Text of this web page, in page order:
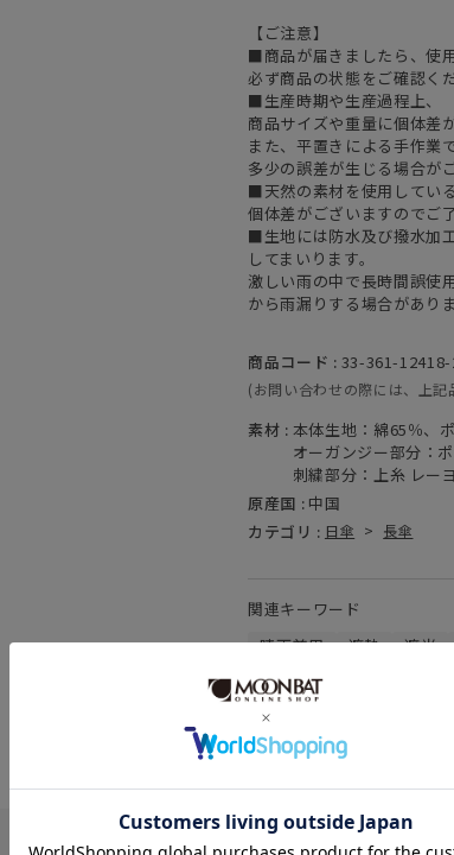
【ご注意】
■商品が届きましたら、使
必ず商品の状態をご確認くだ
■生産時期や生産過程上、
商品サイズや重量に個体差
また、平置きによる手作業
多少の誤差が生じる場合が
■天然の素材を使用している
個体差がございますのでご
■生地には防水及び撥水加
してまいります。
激しい雨の中で長時間誤使
から雨漏りする場合がありま
商品コード : 33-361-12418-
(お問い合わせの際には、上
素材 : 本体生地：綿65％、
オーガンジー部分：
刺繍部分：上糸 レー
原産国 : 中国
カテゴリ : 日傘 > 長傘
関連キーワード
晴雨兼用
遮熱 遮光